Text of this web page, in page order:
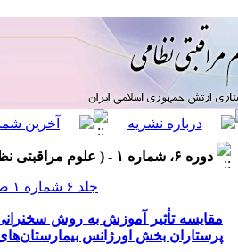
دوره ۶، شماره ۱ - ( علوم مراقبتی نظامی ۱۳۹۸ )
جلد ۶ شماره ۱ صفحات ۳۸-۲۷
مقایسه تأثیر آموزش به روش
پرستاران بخش اورژانس